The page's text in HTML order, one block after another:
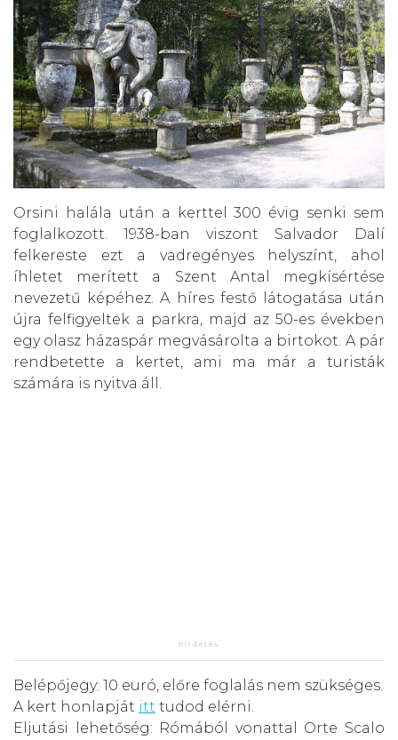
Orsini halála után a kerttel 300 évig senki sem
foglalkozott. 1938-ban viszont Salvador Dalí
felkereste ezt a vadregényes helyszínt, ahol
íhletet merített a Szent Antal megkísértése
nevezetű képéhez. A híres festő látogatása után
újra felfigyeltek a parkra, majd az 50-es években
egy olasz házaspár megvásárolta a birtokot. A pár
rendbetette a kertet, ami ma már a turisták
számára is nyitva áll.
Belépőjegy: 10 euró, előre foglalás nem szükséges.
A kert honlapját itt tudod elérni.
Eljutási lehetőség: Rómából vonattal Orte Scalo